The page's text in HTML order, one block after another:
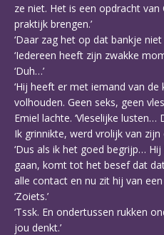
ze niet. Het is een opdracht
praktijk brengen.’
‘Daar zag het op dat bankje niet
‘Iedereen heeft zijn zwakke
‘Duh…’
‘Hij heeft er met iemand van
volhouden. Geen seks, geen
Emiel lachte. ‘Vleselijke lusten…
Ik grinnikte, werd vrolijk van zijn
‘Dus als ik het goed begrijp…
gaan, komt tot het besef dat
alle contact en nu zit hij van
‘Zoiets.’
‘Tssk. En ondertussen rukken
jou denkt.’